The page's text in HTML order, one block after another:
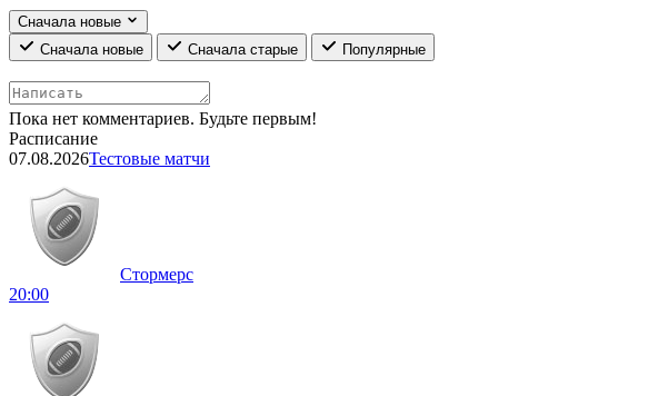
Сначала новые
Сначала новые
Сначала старые Популярные
Пока нет комментариев. Будьте первым!
Расписание
07.08.2026Тестовые матчи
Стормерс
20:00